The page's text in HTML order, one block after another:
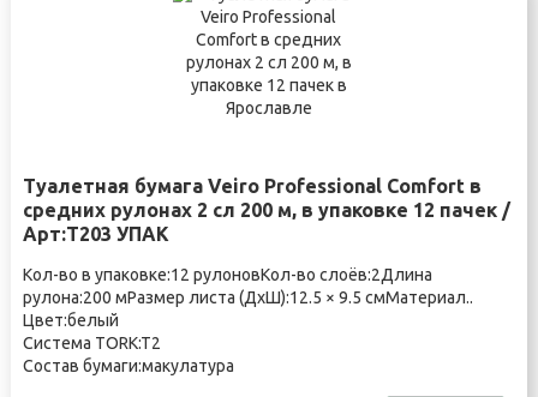
Туалетная бумага Veiro Professional Comfort в
средних рулонах 2 сл 200 м, в упаковке 12 пачек /
Арт:Т203 УПАК
Кол-во в упаковке:12 рулоновКол-во слоёв:2Длина
рулона:200 мРазмер листа (ДхШ):12.5 × 9.5 смМатериал..
Цвет:белый
Система TORK:T2
Состав бумаги:макулатура